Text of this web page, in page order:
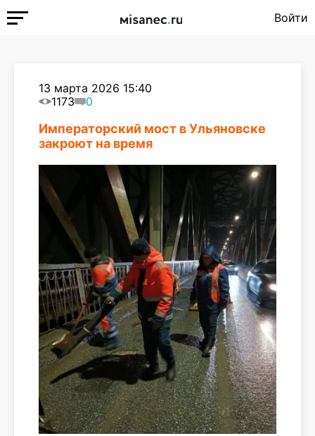
Войти
13 марта 2026 15:40
1173
0
Императорский мост в Ульяновске
закроют на время